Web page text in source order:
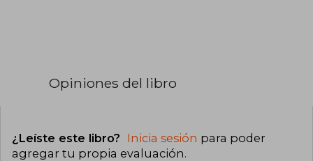
Opiniones del libro
¿Leíste este libro? Inicia sesión para poder
agregar tu propia evaluación.